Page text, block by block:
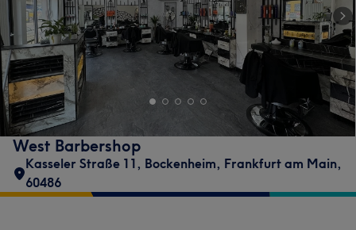
West Barbershop
Kasseler Straße 11, Bockenheim, Frankfurt am Main,
60486